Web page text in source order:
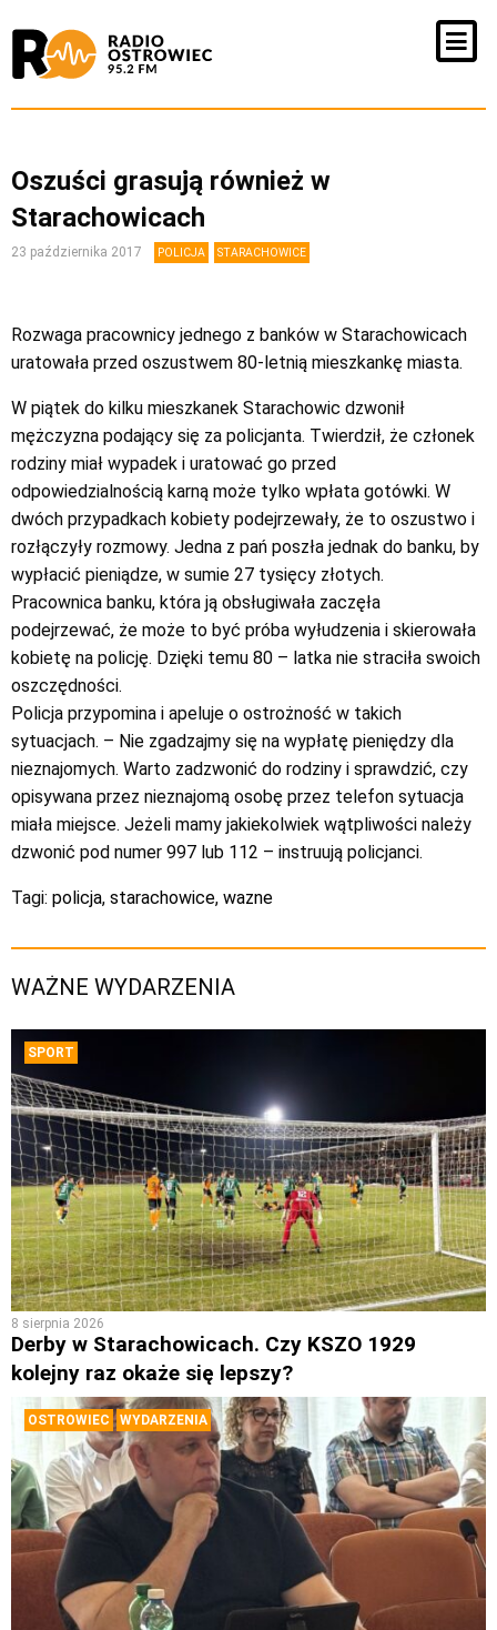
Oszuści grasują również w
Starachowicach
23 października 2017 POLICJA STARACHOWICE
Rozwaga pracownicy jednego z banków w Starachowicach
uratowała przed oszustwem 80-letnią mieszkankę miasta.
W piątek do kilku mieszkanek Starachowic dzwonił
mężczyzna podający się za policjanta. Twierdził, że członek
rodziny miał wypadek i uratować go przed
odpowiedzialnością karną może tylko wpłata gotówki. W
dwóch przypadkach kobiety podejrzewały, że to oszustwo i
rozłączyły rozmowy. Jedna z pań poszła jednak do banku, by
wypłacić pieniądze, w sumie 27 tysięcy złotych.
Pracownica banku, która ją obsługiwała zaczęła
podejrzewać, że może to być próba wyłudzenia i skierowała
kobietę na policję. Dzięki temu 80 – latka nie straciła swoich
oszczędności.
Policja przypomina i apeluje o ostrożność w takich
sytuacjach. – Nie zgadzajmy się na wypłatę pieniędzy dla
nieznajomych. Warto zadzwonić do rodziny i sprawdzić, czy
opisywana przez nieznajomą osobę przez telefon sytuacja
miała miejsce. Jeżeli mamy jakiekolwiek wątpliwości należy
dzwonić pod numer 997 lub 112 – instruują policjanci.
Tagi: policja, starachowice, wazne
WAŻNE WYDARZENIA
SPORT
8 sierpnia 2026
Derby w Starachowicach. Czy KSZO 1929
kolejny raz okaże się lepszy?
OSTROWIEC WYDARZENIA